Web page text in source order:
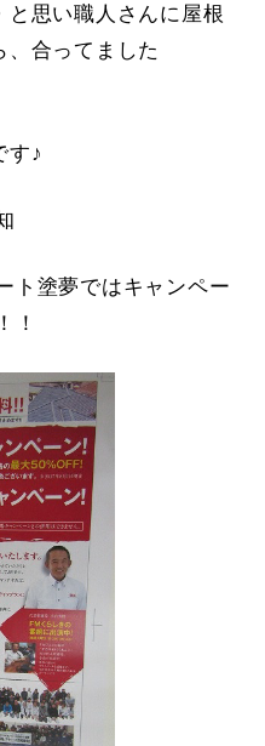
い職人さんに屋根
、合ってました
♪
塗夢ではキャンペー
！